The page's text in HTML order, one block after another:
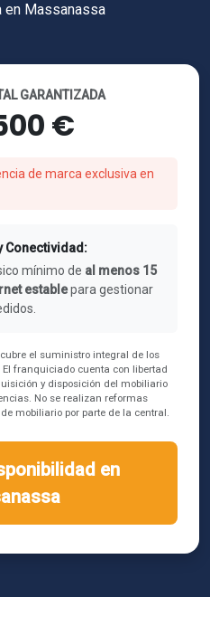
en Massanassa
GARANTIZADA
€
de marca exclusiva en
Conectividad:
mínimo de al menos 15
establepara gestionar
el suministro integral de los
franquiciado cuenta con libertad
y disposición del mobiliario
No se realizan reformas
mobiliario por parte de la central.
en